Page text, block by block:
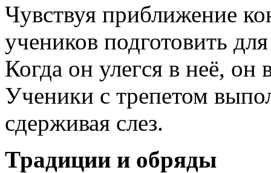
Чувствуя приближение
учеников подготовить
Когда он улегся в неё, он
Ученики с трепетом
сдерживая слез.
Традиции и обряды